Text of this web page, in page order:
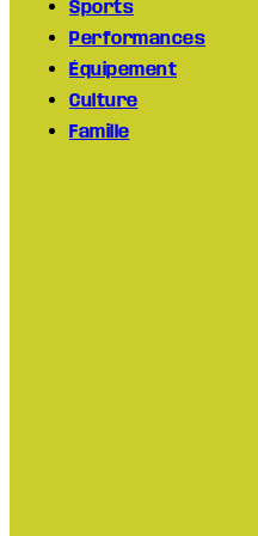
Sports
Performances
Équipement
Culture
Famille